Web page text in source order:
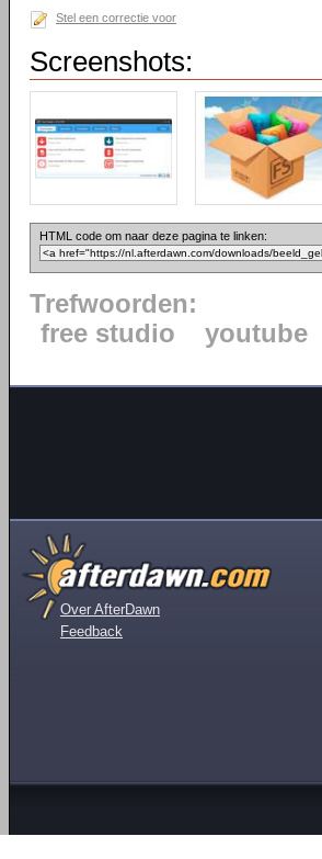
Stel een correctie voor
Screenshots:
HTML code om naar deze pagina te linken:
Trefwoorden:
free studio
youtube
Over AfterDawn
Feedback